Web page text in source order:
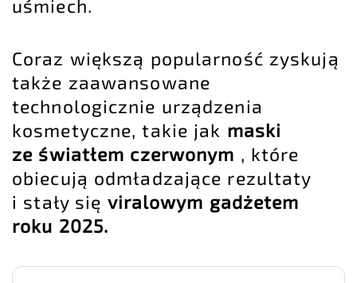
uśmiech.
Coraz większą popularność zyskują
także zaawansowane
technologicznie urządzenia
kosmetyczne, takie jak maski
ze światłem czerwonym , które
obiecują odmładzające rezultaty
i stały się viralowym gadżetem
roku 2025.